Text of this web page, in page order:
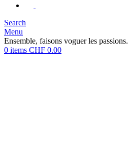
Search
Menu
Ensemble, faisons voguer les passions.
0 items CHF 0.00